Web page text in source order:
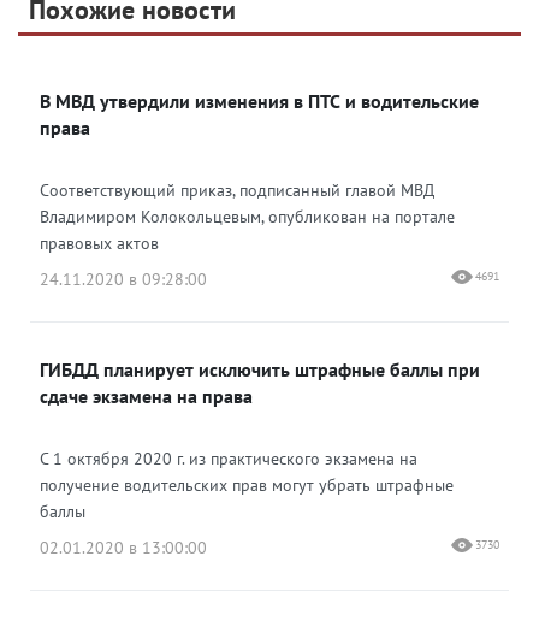
Telegram
Одноклассники
Яндекс Дзен
Похожие новости
В МВД утвердили изменения в ПТС и водительские
права
Соответствующий приказ, подписанный главой МВД
Владимиром Колокольцевым, опубликован на портале
правовых актов
24.11.2020 в 09:28:00
4691
ГИБДД планирует исключить штрафные баллы при
сдаче экзамена на права
С 1 октября 2020 г. из практического экзамена на
получение водительских прав могут убрать штрафные
баллы
02.01.2020 в 13:00:00
3730